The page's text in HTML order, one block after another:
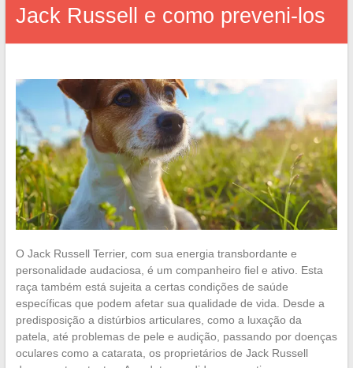
Jack Russell e como preveni-los
O Jack Russell Terrier, com sua energia transbordante e
personalidade audaciosa, é um companheiro fiel e ativo. Esta
raça também está sujeita a certas condições de saúde
específicas que podem afetar sua qualidade de vida. Desde a
predisposição a distúrbios articulares, como a luxação da
patela, até problemas de pele e audição, passando por doenças
oculares como a catarata, os proprietários de Jack Russell